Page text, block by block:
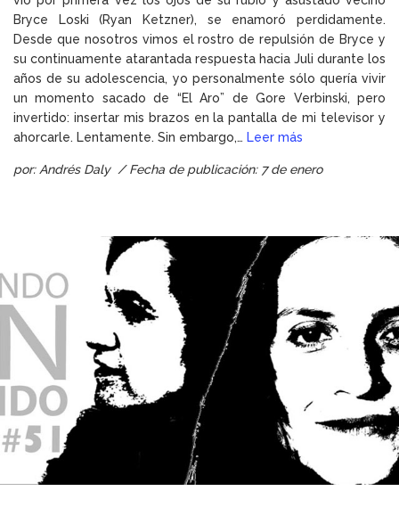
Bryce Loski (Ryan Ketzner), se enamoró perdidamente.
Desde que nosotros vimos el rostro de repulsión de Bryce y
su continuamente atarantada respuesta hacia Juli durante los
años de su adolescencia, yo personalmente sólo quería vivir
un momento sacado de “El Aro” de Gore Verbinski, pero
invertido: insertar mis brazos en la pantalla de mi televisor y
ahorcarle. Lentamente. Sin embargo,… Leer más
por: Andrés Daly / Fecha de publicación: 7 de enero